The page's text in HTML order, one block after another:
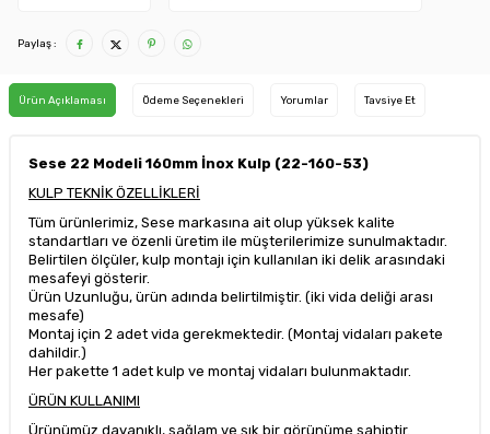
Paylaş :
Ürün Açıklaması Ödeme Seçenekleri Yorumlar Tavsiye Et
Sese 22 Modeli 160mm İnox Kulp (22-160-53)
KULP TEKNİK ÖZELLİKLERİ
Tüm ürünlerimiz, Sese markasına ait olup yüksek kalite
standartları ve özenli üretim ile müşterilerimize sunulmaktadır.
Belirtilen ölçüler, kulp montajı için kullanılan iki delik arasındaki
mesafeyi gösterir.
Ürün Uzunluğu, ürün adında belirtilmiştir. (iki vida deliği arası
mesafe)
Montaj için 2 adet vida gerekmektedir. (Montaj vidaları pakete
dahildir.)
Her pakette 1 adet kulp ve montaj vidaları bulunmaktadır.
ÜRÜN KULLANIMI
Ürünümüz dayanıklı, sağlam ve şık bir görünüme sahiptir.